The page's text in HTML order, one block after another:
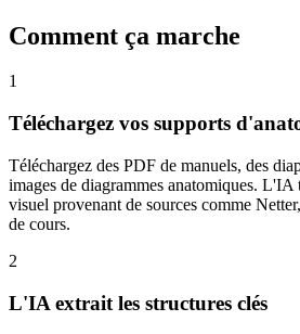
Comment ça marche
1
Téléchargez vos supports
Téléchargez des PDF de manuels, des
images de diagrammes anatomiques.
visuel provenant de sources comme
de cours.
2
L'IA extrait les structures clés